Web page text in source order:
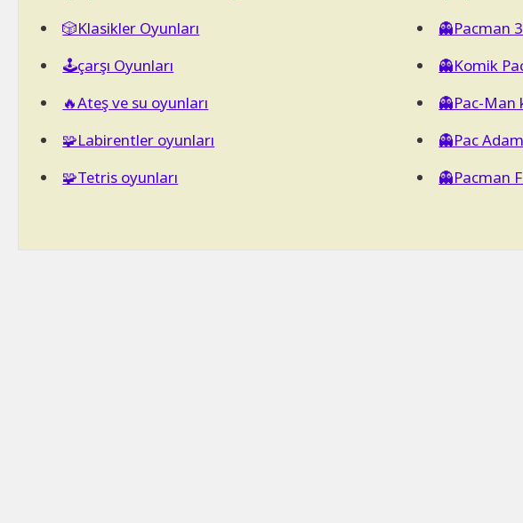
🎲Klasikler Oyunları
🕹️çarşı Oyunları
🔥Ateş ve su oyunları
🧩Labirentler oyunları
🧩Tetris oyunları
👻Pacman
👻Komik
👻Pac-Man
👻Pac Adam
👻Pacman